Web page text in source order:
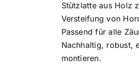
Stützlatte aus Holz
Versteifung von
Passend für alle
Nachhaltig, robust,
montieren.